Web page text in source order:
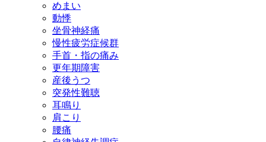
めまい
動悸
坐骨神経痛
慢性疲労症候群
手首・指の痛み
更年期障害
産後うつ
突発性難聴
耳鳴り
肩こり
腰痛